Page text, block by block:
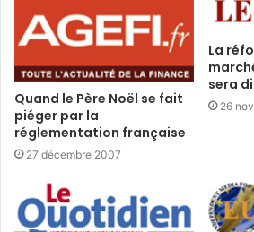
Quand le Père Noël se fait
piéger par la
réglementation française
27 décembre 2007
La
sera
26